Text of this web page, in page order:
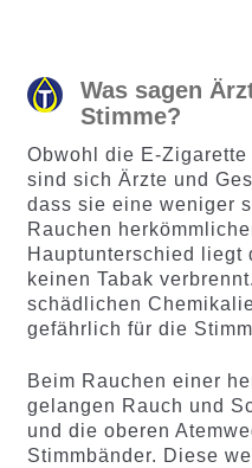
ewertung
en
Was sagen
Stimme?
Obwohl die E-
sind sich Ärzte und
dass sie eine weniger
Rauchen
Hauptunterschied liegt
keinen Tabak
schädlichen
gefährlich für die
Beim Rauchen einer
gelangen Rauch und
und die oberen
Stimmbänder. Diese